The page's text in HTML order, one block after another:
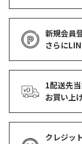
新規会員
さらに
1配送先
お買い上
クレジッ